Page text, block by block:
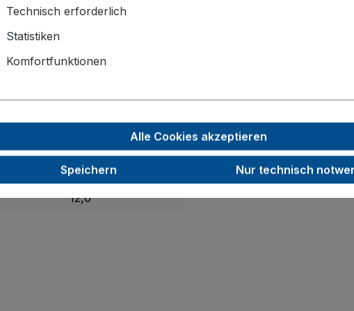
Luftbereifung
200
12,0
Technisch erforderlich
Statistiken
Komfortfunktionen
Alle Cookies akzeptieren
Speichern Nur technisch